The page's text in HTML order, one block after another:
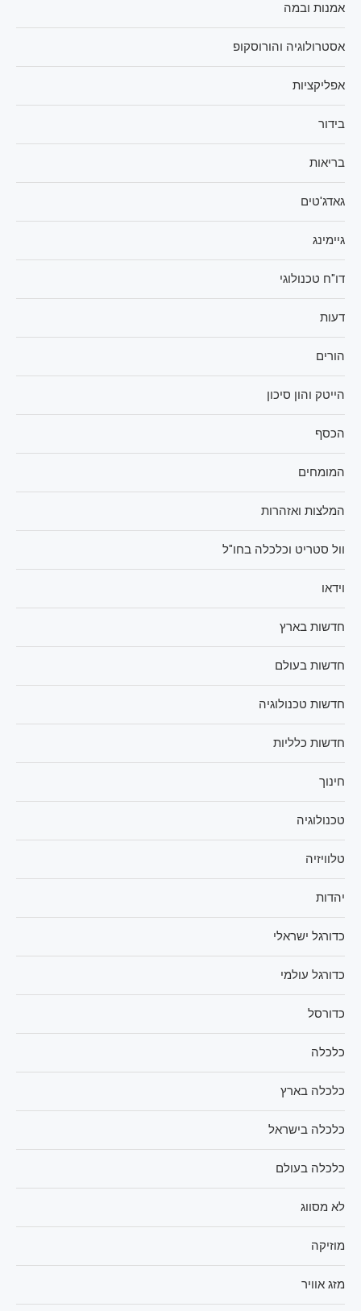
אמנות ובמה
אסטרולוגיה והורוסקופ
אפליקציות
בידור
בריאות
גאדג'טים
גיימינג
דו"ח טכנולוגי
דעות
הורים
הייטק והון סיכון
הכסף
המומחים
המלצות ואזהרות
וול סטריט וכלכלה בחו"ל
וידאו
חדשות בארץ
חדשות בעולם
חדשות טכנולוגיה
חדשות כלליות
חינוך
טכנולוגיה
טלוויזיה
יהדות
כדורגל ישראלי
כדורגל עולמי
כדורסל
כלכלה
כלכלה בארץ
כלכלה בישראל
כלכלה בעולם
לא מסווג
מוזיקה
מזג אוויר